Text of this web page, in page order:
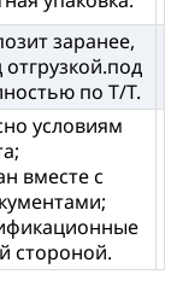
заранее,
отгрузкой.под
по T/T.
условиям
вместе с
стороной.